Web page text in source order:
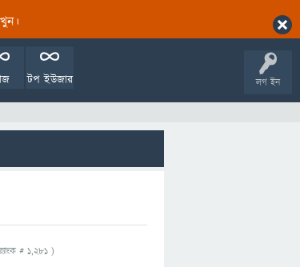
লগ ইন
টপ ইউজার
#1,281 )